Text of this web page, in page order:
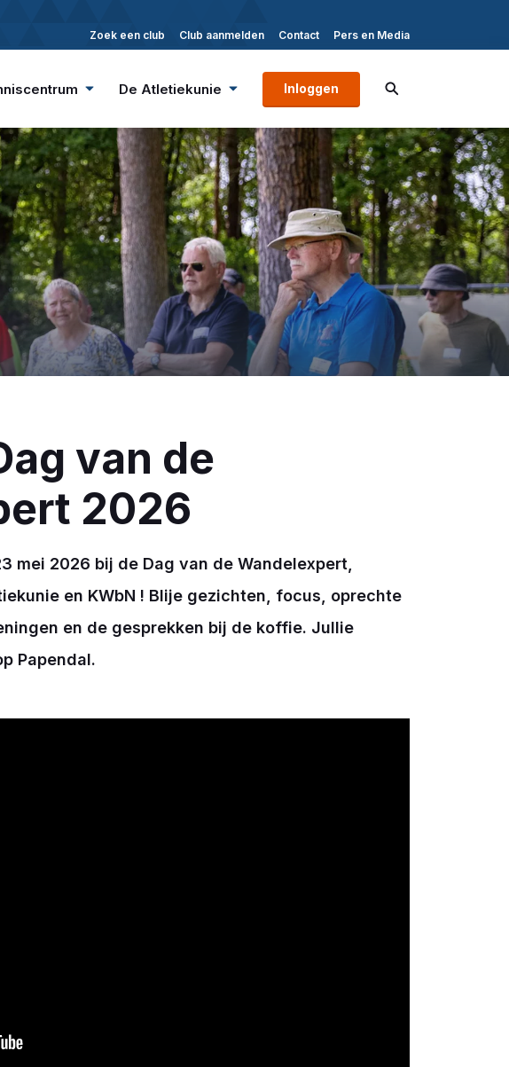
Zoek een club Club aanmelden Contact Pers en Media
De Atletiekunie Inloggen
van de
2026
mei 2026 bij de Dag van de Wandelexpert,
en KWbN ! Blije gezichten, focus, oprechte
en de gesprekken bij de koffie. Jullie
Papendal.